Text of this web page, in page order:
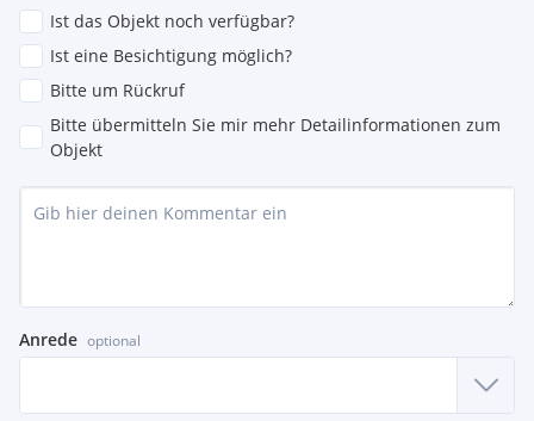
Ist das Objekt noch verfügbar?
Ist eine Besichtigung möglich?
Bitte um Rückruf
Bitte übermitteln Sie mir mehr Detailinformationen zum
Objekt
Anrede optional